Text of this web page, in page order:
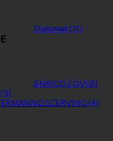
Diplomat(11)
E
ENRICO COVERI
(3)
ERMANNO SCERVINO (4)